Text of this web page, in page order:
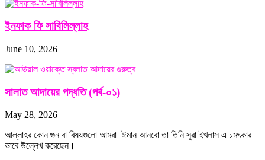
ইনফাক ফি সাবিলিল্লাহ
June 10, 2026
সালাত আদায়ের পদ্ধতি (পর্ব-০১)
May 28, 2026
আল্লাহর কোন গুন বা বিষয়গুলো আমরা ঈমান আনবো তা তিনি সুরা ইখলাস এ চমৎকার
ভাবে উল্লেখ করেছেন।